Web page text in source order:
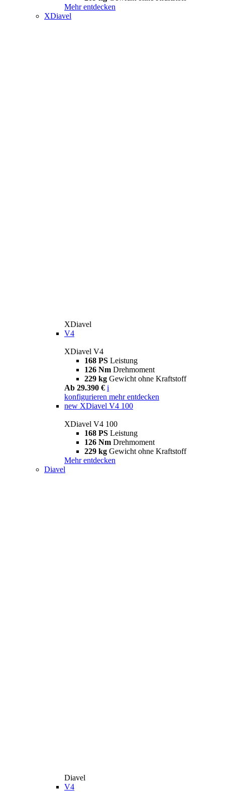
Mehr entdecken
XDiavel
XDiavel
V4
XDiavel V4
168 PS Leistung
126 Nm Drehmoment
229 kg Gewicht ohne Kraftstoff
Ab 29.390 € i
konfigurieren mehr entdecken
new XDiavel V4 100
XDiavel V4 100
168 PS Leistung
126 Nm Drehmoment
229 kg Gewicht ohne Kraftstoff
Mehr entdecken
Diavel
Diavel
V4